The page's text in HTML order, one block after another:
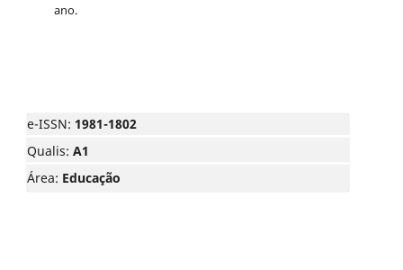
ano.
e-ISSN: 1981-1802
Qualis: A1
Área: Educação